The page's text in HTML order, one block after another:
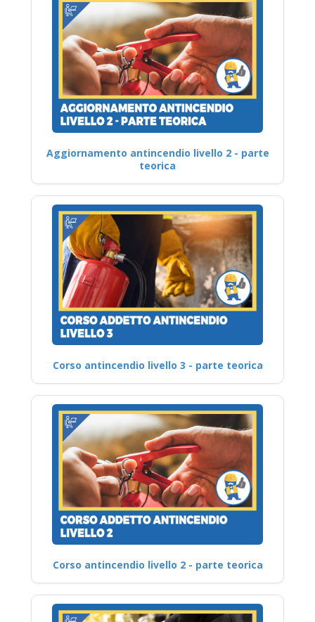
Aggiornamento antincendio livello 2 - parte
teorica
Corso antincendio livello 3 - parte teorica
Corso antincendio livello 2 - parte teorica